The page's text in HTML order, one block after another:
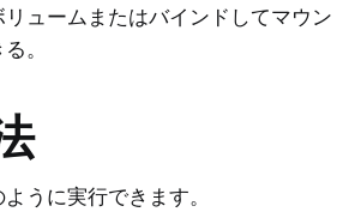
ュームまたはバインドしてマウン
。
うに実行できます。